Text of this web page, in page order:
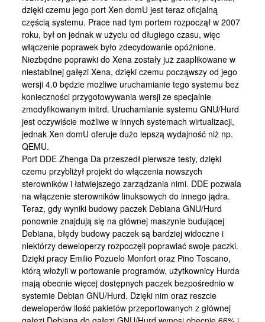
dzięki czemu jego port Xen domU jest teraz oficjalną
częścią systemu. Prace nad tym portem rozpoczął w 2007
roku, był on jednak w użyciu od długiego czasu, więc
włączenie poprawek było zdecydowanie opóźnione.
Niezbędne poprawki do Xena zostały już zaaplikowane w
niestabilnej gałęzi Xena, dzięki czemu począwszy od jego
wersji 4.0 będzie możliwe uruchamianie tego systemu bez
konieczności przygotowywania wersji ze specjalnie
zmodyfikowanym initrd. Uruchamianie systemu GNU/Hurd
jest oczywiście możliwe w innych systemach wirtualizacji,
jednak Xen domU oferuje dużo lepszą wydajność niż np.
QEMU.
Port DDE Zhenga Da przeszedł pierwsze testy, dzięki
czemu przybliżył projekt do włączenia nowszych
sterowników i łatwiejszego zarządzania nimi. DDE pozwala
na włączenie sterowników linuksowych do innego jądra.
Teraz, gdy wyniki budowy paczek Debiana GNU/Hurd
ponownie znajdują się na głównej maszynie budującej
Debiana, błędy budowy paczek są bardziej widoczne i
niektórzy deweloperzy rozpoczęli poprawiać swoje paczki.
Dzięki pracy Emilio Pozuelo Monfort oraz Pino Toscano,
którą włożyli w portowanie programów, użytkownicy Hurda
mają obecnie więcej dostępnych paczek bezpośrednio w
systemie Debian GNU/Hurd. Dzięki nim oraz reszcie
deweloperów ilość pakietów przeportowanych z głównej